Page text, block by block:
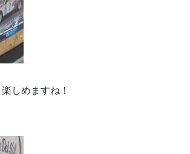
しめますね！